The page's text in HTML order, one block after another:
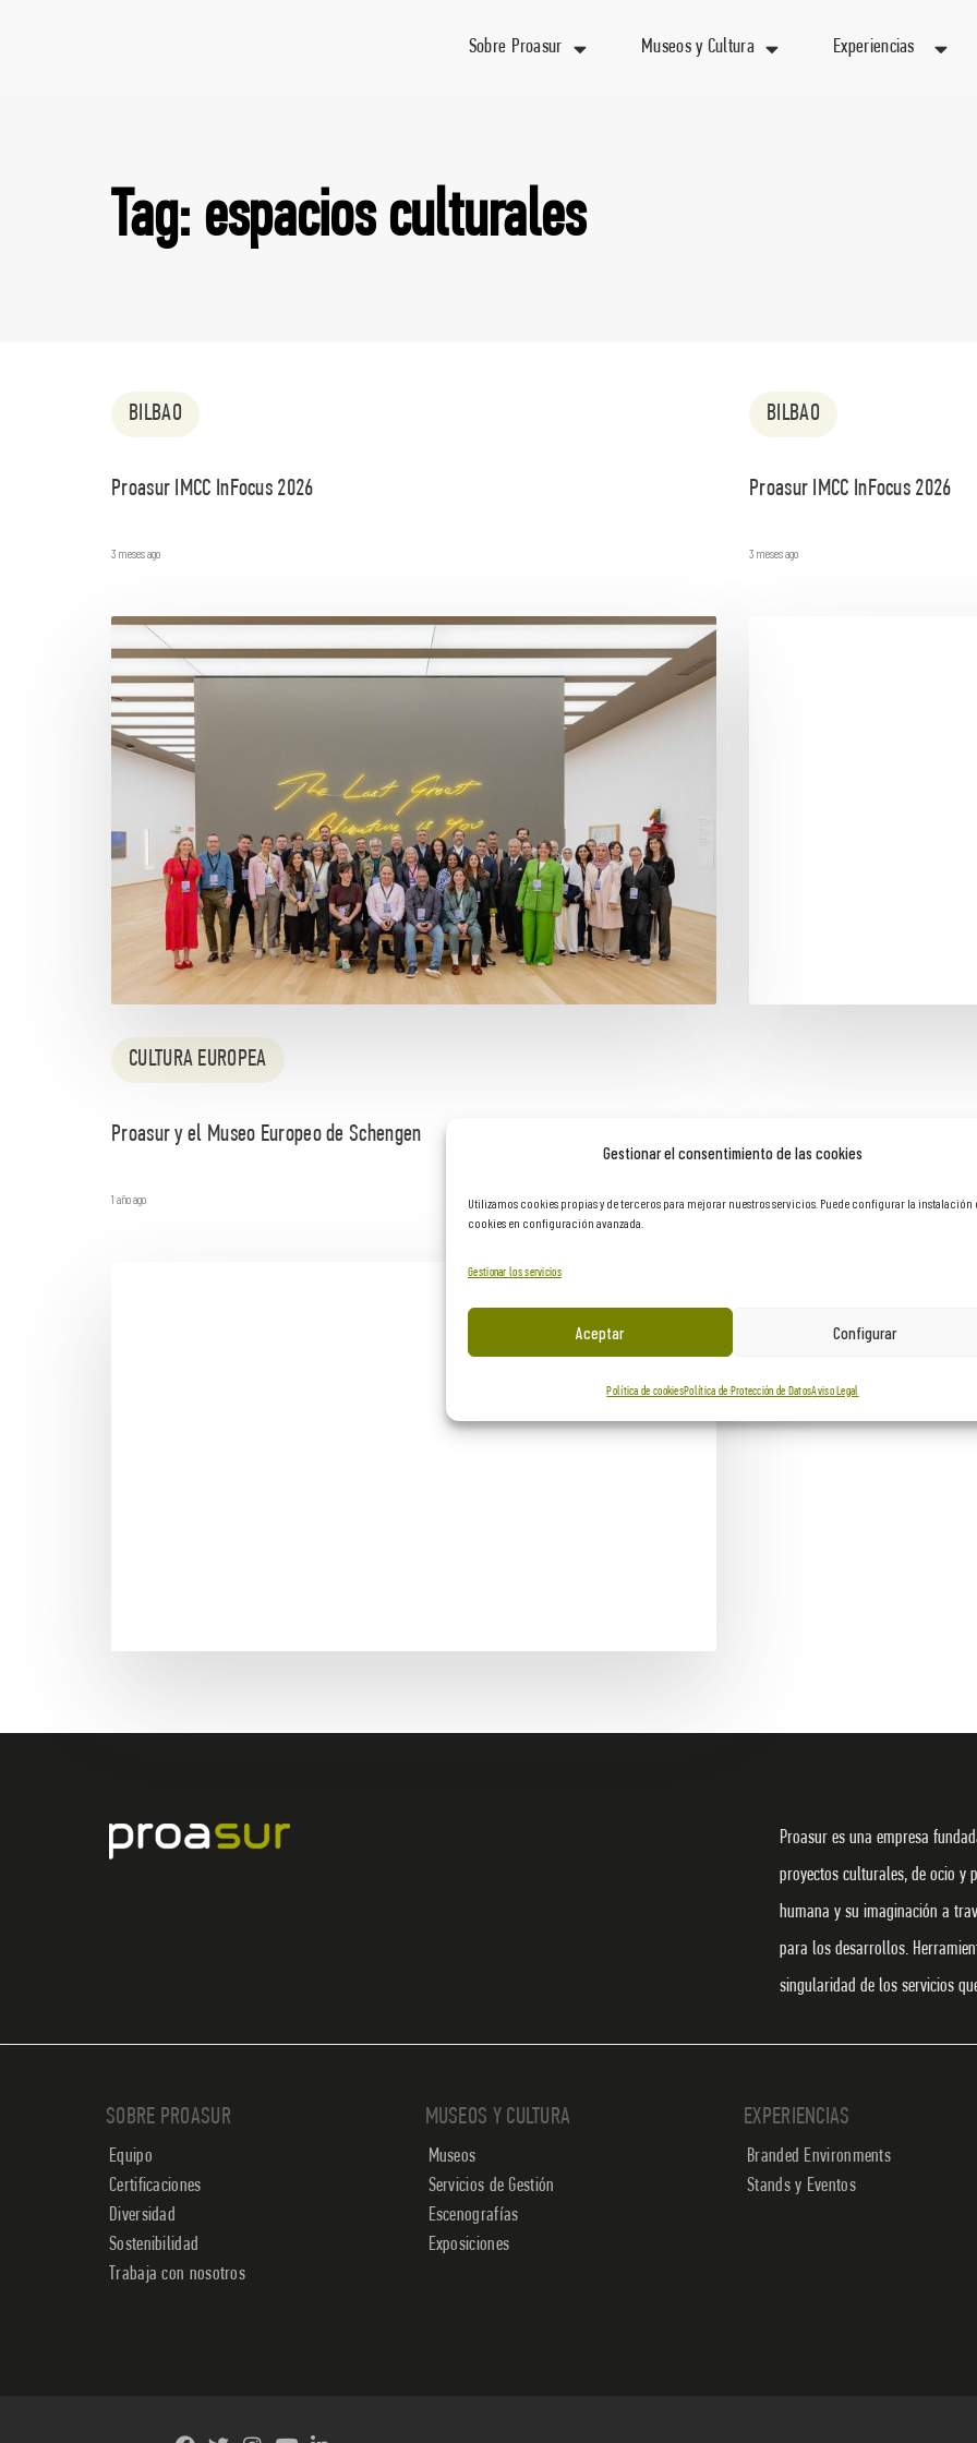
Gestionar el consentimiento de las cookies
Utilizamos cookies propias y de terceros para mejorar nuestros servicios. Puede configurar la instalación
cookies en configuración avanzada.
Gestionar los servicios
Aceptar Configurar
Política de cookiesPolítica de Protección de DatosAviso Legal
Sobre Proasur Museos y Cultura Experiencias
Tag: espacios culturales
BILBAO
Proasur IMCC InFocus 2026
3 meses ago
BILBAO
Proasur IMCC InFocus 2026
3 meses ago
CULTURA EUROPEA
Proasur y el Museo Europeo de Schengen
1 año ago
Proasur es una empresa
proyectos culturales, de ocio y
humana y su imaginación a
para los desarrollos.
singularidad de los servicios
SOBRE PROASUR
Equipo
Certificaciones
Diversidad
Sostenibilidad
Trabaja con nosotros
MUSEOS Y CULTURA
Museos
Servicios de Gestión
Escenografías
Exposiciones
EXPERIENCIAS
Branded Environments
Stands y Eventos